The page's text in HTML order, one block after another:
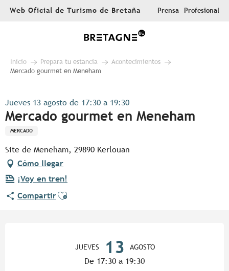
AllerWeb Oficial de Turismo de Bretaña Prensa Profesional
Inicio Prepara tu estancia
Acontecimientos
Mercado gourmet en Meneham
Jueves 13 agosto de 17:30 a 19:30
Mercado gourmet en Meneham
MERCADO
Site de Meneham, 29890 Kerlouan
Cómo llegar
¡Voy en tren!
CompartirAjouter aux favoris
JUEVES 13 AGOSTO
De 17:30 a 19:30